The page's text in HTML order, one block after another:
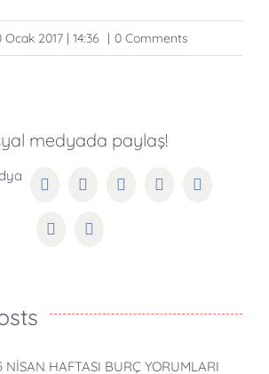
Ocak 2017 | 14:36 | 0 Comments
medyada paylaş!
FacebookTwitterRedditLinkedInWhatsApp
PinterestEmail